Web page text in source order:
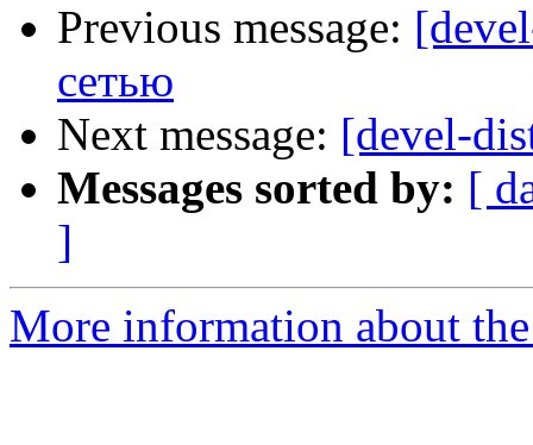
Previous message:
сетью
Next message: [devel-
Messages sorted by: [
]
More information about